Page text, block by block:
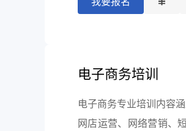
电子商务培训
电子商务专业培训内容涵
网店运营、网络营销、